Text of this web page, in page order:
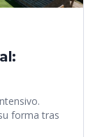
forma tras